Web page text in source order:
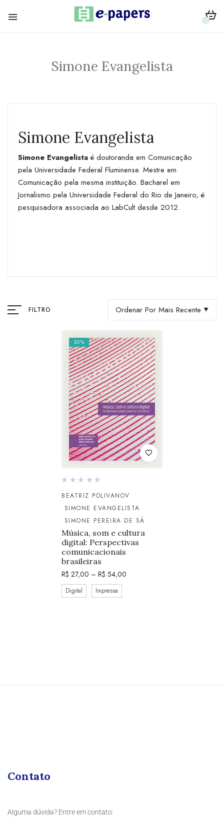
0
Simone Evangelista
Simone Evangelista
Simone Evangelista é doutoranda em Comunicação
pela Universidade Federal Fluminense. Mestre em
Comunicação pela mesma instituição. Bacharel em
Jornalismo pela Universidade Federal do Rio de Janeiro, é
pesquisadora associada ao LabCult desde 2012.
FILTRO Ordenar Por Mais Recente
20%
BEATRIZ POLIVANOV
SIMONE EVANGELISTA
SIMONE PEREIRA DE SÁ
Música, som e cultura
digital: Perspectivas
comunicacionais
brasileiras
R$ 27,00 – R$ 54,00
Digital Impressa
Contato
Alguma dúvida? Entre em contato: